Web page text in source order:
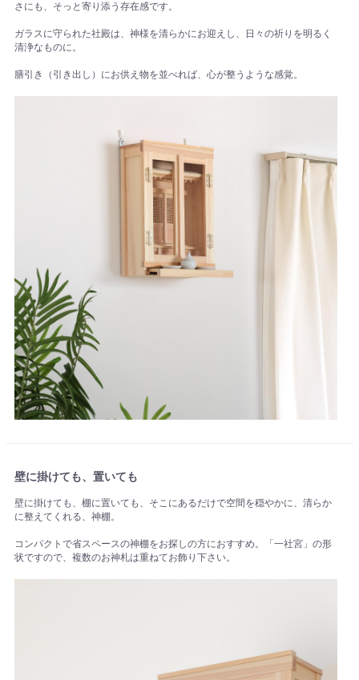
さにも、そっと寄り添う存在感です。
ガラスに守られた社殿は、神様を清らかにお迎えし、日々の祈りを明るく
清浄なものに。
膳引き（引き出し）にお供え物を並べれば、心が整うような感覚。
壁に掛けても、置いても
壁に掛けても、棚に置いても、そこにあるだけで空間を穏やかに、清らか
に整えてくれる、神棚。
コンパクトで省スペースの神棚をお探しの方におすすめ。「一社宮」の形
状ですので、複数のお神札は重ねてお飾り下さい。